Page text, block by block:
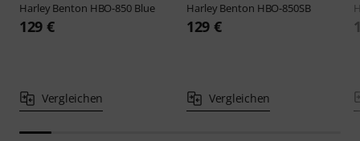
Harley Benton HBO-850 Blue
129 €
Vergleichen
Harley Benton HBO-850SB
129 €
Vergleichen